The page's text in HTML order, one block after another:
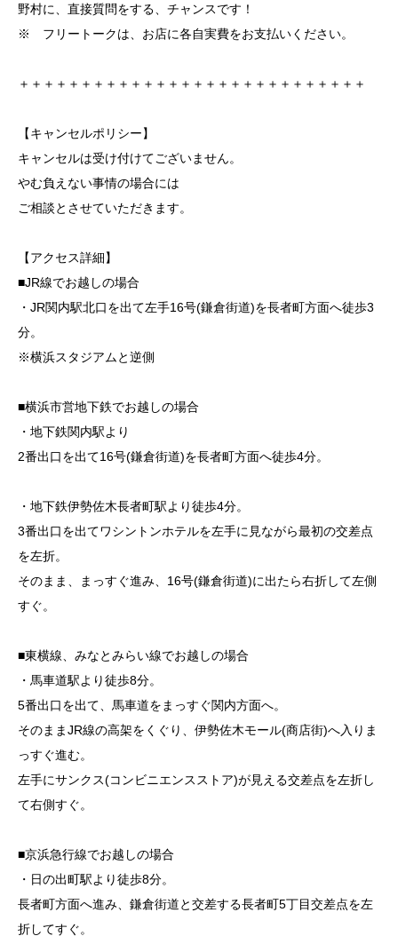
野村に、直接質問をする、チャンスです！
※ フリートークは、お店に各自実費をお支払いください。
＋＋＋＋＋＋＋＋＋＋＋＋＋＋＋＋＋＋＋＋＋＋＋＋＋＋＋＋
【キャンセルポリシー】
キャンセルは受け付けてございません。
やむ負えない事情の場合には
ご相談とさせていただきます。
【アクセス詳細】
■JR線でお越しの場合
・JR関内駅北口を出て左手16号(鎌倉街道)を長者町方面へ徒歩3
分。
※横浜スタジアムと逆側
■横浜市営地下鉄でお越しの場合
・地下鉄関内駅より
2番出口を出て16号(鎌倉街道)を長者町方面へ徒歩4分。
・地下鉄伊勢佐木長者町駅より徒歩4分。
3番出口を出てワシントンホテルを左手に見ながら最初の交差点
を左折。
そのまま、まっすぐ進み、16号(鎌倉街道)に出たら右折して左側
すぐ。
■東横線、みなとみらい線でお越しの場合
・馬車道駅より徒歩8分。
5番出口を出て、馬車道をまっすぐ関内方面へ。
そのままJR線の高架をくぐり、伊勢佐木モール(商店街)へ入りま
っすぐ進む。
左手にサンクス(コンビニエンスストア)が見える交差点を左折し
て右側すぐ。
■京浜急行線でお越しの場合
・日の出町駅より徒歩8分。
長者町方面へ進み、鎌倉街道と交差する長者町5丁目交差点を左
折してすぐ。